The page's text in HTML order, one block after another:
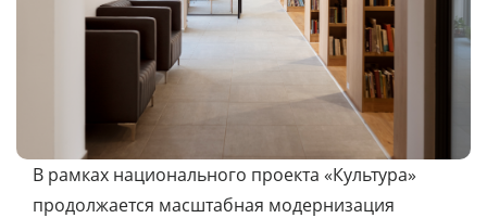
В рамках национального проекта «Культура»
продолжается масштабная модернизация